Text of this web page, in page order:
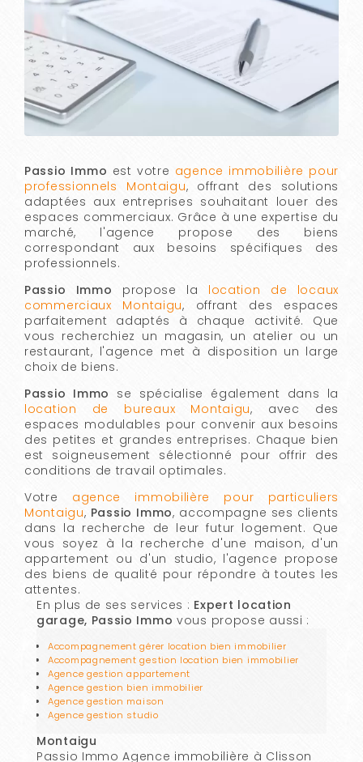
Passio Immo est votre agence immobilière pour
professionnels Montaigu, offrant des solutions
adaptées aux entreprises souhaitant louer des
espaces commerciaux. Grâce à une expertise du
marché, l'agence propose des biens
correspondant aux besoins spécifiques des
professionnels.
Passio Immo propose la location de locaux
commerciaux Montaigu, offrant des espaces
parfaitement adaptés à chaque activité. Que
vous recherchiez un magasin, un atelier ou un
restaurant, l'agence met à disposition un large
choix de biens.
Passio Immo se spécialise également dans la
location de bureaux Montaigu, avec des
espaces modulables pour convenir aux besoins
des petites et grandes entreprises. Chaque bien
est soigneusement sélectionné pour offrir des
conditions de travail optimales.
Votre agence immobilière pour particuliers
Montaigu, Passio Immo, accompagne ses clients
dans la recherche de leur futur logement. Que
vous soyez à la recherche d'une maison, d'un
appartement ou d'un studio, l'agence propose
des biens de qualité pour répondre à toutes les
attentes.
En plus de ses services : Expert location
garage, Passio Immo vous propose aussi :
Accompagnement gérer location bien immobilier
Accompagnement gestion location bien immobilier
Agence gestion appartement
Agence gestion bien immobilier
Agence gestion maison
Agence gestion studio
Montaigu
Passio Immo Agence immobilière à Clisson